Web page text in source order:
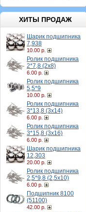
ХИТЫ ПРОДАЖ
Шарик подшипника
7,938
10.00 р.
Ролик подшипника
2*7,8 (2х8)
6.00 р.
Ролик подшипника
5,5*9
10.00 р.
Ролик подшипника
3*13,8 (3х14)
6.00 р.
Ролик подшипника
3*15,8 (3х16)
6.00 р.
Шарик подшипника
12,303
20.00 р.
Ролик подшипника
2,5*9,8 (2,5х10)
6.00 р.
Подшипник 8100
(51100)
42.00 р.